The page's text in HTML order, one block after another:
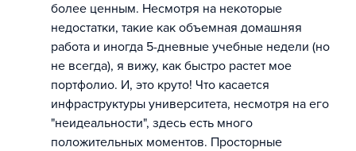
более ценным. Несмотря на некоторые
недостатки, такие как объемная домашняя
работа и иногда 5-дневные учебные недели (но
не всегда), я вижу, как быстро растет мое
портфолио. И, это круто! Что касается
инфраструктуры университета, несмотря на его
"неидеальности", здесь есть много
положительных моментов. Просторные